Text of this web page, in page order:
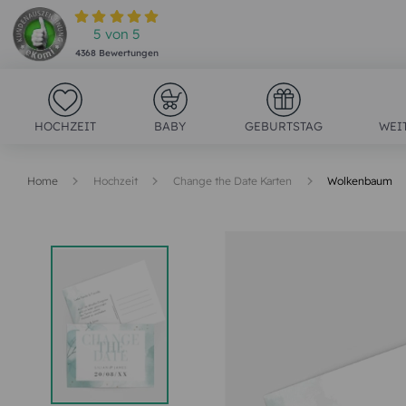
5 von 5
4368Bewertungen
HOCHZEIT BABY GEBURTSTAG
Home Hochzeit Change the Date Karten Wolkenbaum